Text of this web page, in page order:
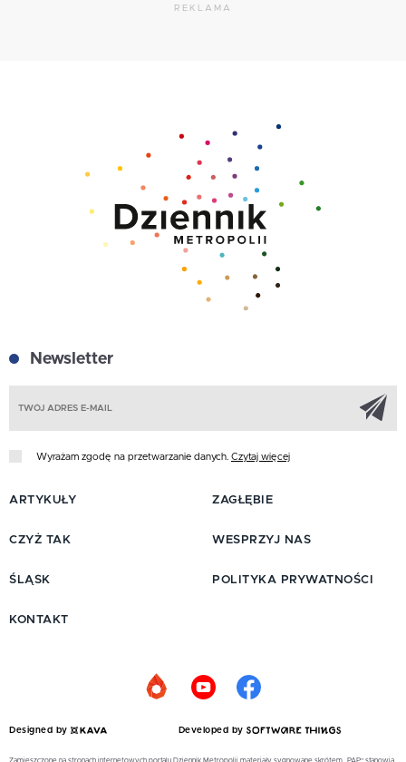
REKLAMA
Newsletter
Wyrażam zgodę na przetwarzanie danych. Czytaj więcej
ARTYKUŁY
CZYŻ TAK
ŚLĄSK
ZAGŁĘBIE
WESPRZYJ NAS
POLITYKA PRYWATNOŚCI
KONTAKT
Designed by Developed by